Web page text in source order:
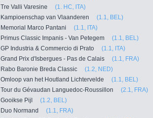
Tre Valli Varesine (1. HC, ITA)
Kampioenschap van Vlaanderen (1.1, BEL)
Memorial Marco Pantani (1.1, ITA)
Primus Classic Impanis - Van Petegem (1.1, BEL)
GP Industria & Commercio di Prato (1.1, ITA)
Grand Prix d'Isbergues - Pas de Calais (1.1, FRA)
Rabo Baronie Breda Classic (1.2, NED)
Omloop van het Houtland Lichtervelde (1.1, BEL)
Tour du Gévaudan Languedoc-Roussillon (2.1, FRA)
Gooikse Pijl (1.2, BEL)
Duo Normand (1.1, FRA)